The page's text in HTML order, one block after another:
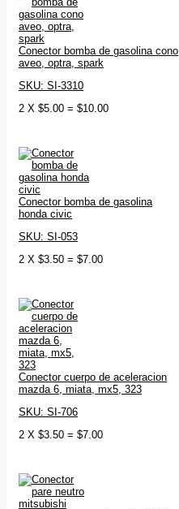
Conector bomba de gasolina cono
aveo, optra, spark
SKU: SI-3310
2 X $5.00 = $10.00
Conector bomba de gasolina
honda civic
SKU: SI-053
2 X $3.50 = $7.00
Conector cuerpo de aceleracion
mazda 6, miata, mx5, 323
SKU: SI-706
2 X $3.50 = $7.00